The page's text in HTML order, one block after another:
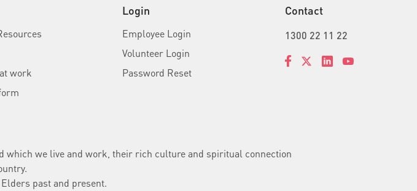
work
Login
Employee Login
Volunteer Login
Password Reset
Contact
1300 22 11 22
which we live and work, their rich culture and spiritual connection
past and present.